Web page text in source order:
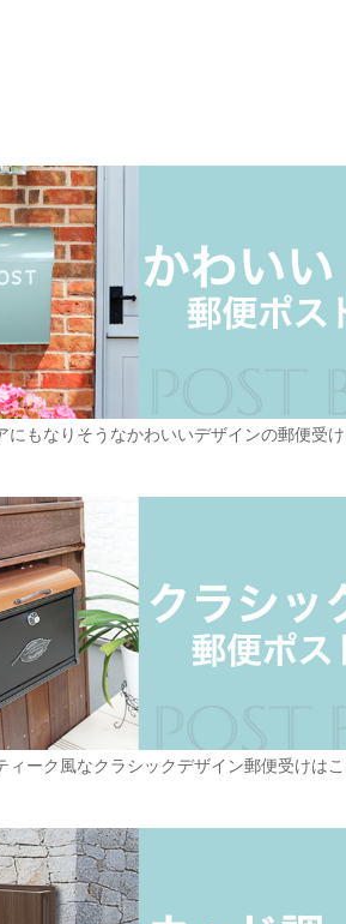
にもなりそうなかわいいデザインの郵便受
ィーク風なクラシックデザイン郵便受けは